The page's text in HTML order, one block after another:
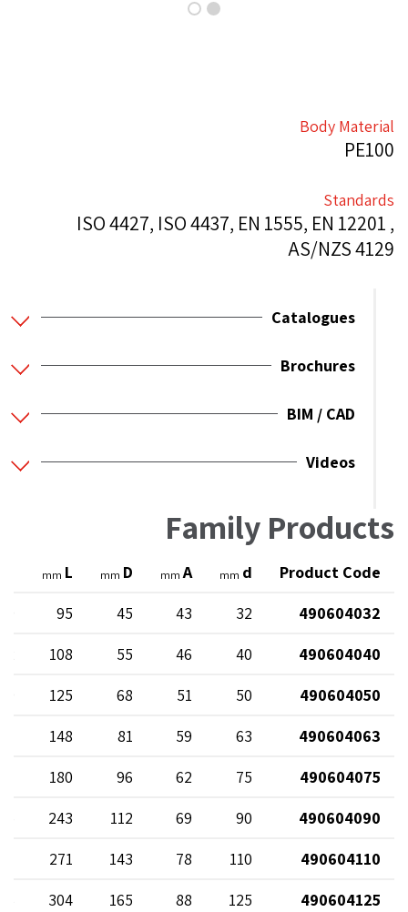
Body Material
PE100
Standards
ISO 4427, ISO 4437, EN 1555, EN 12201 ,
AS/NZS 4129
Catalogues
Brochures
BIM / CAD
Videos
Family Products
Product Code
d
mm
A
mm
D
mm
L
mm
490604032
32
43
45
95
490604040
40
46
55
108
490604050
50
51
68
125
490604063
63
59
81
148
490604075
75
62
96
180
490604090
90
69
112
243
490604110
110
78
143
271
490604125
125
88
165
304